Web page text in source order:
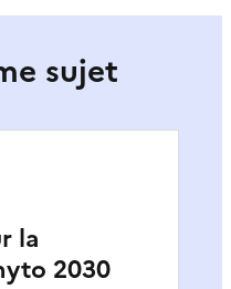
sujet
la
2030